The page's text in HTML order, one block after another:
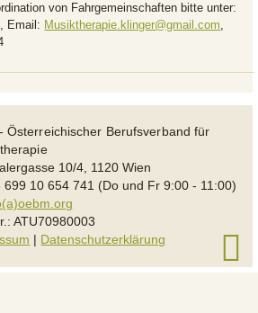
von Fahrgemeinschaften bitte unter:
Email: Musiktherapie.klinger@gmail.com,
Österreichischer Berufsverband für
10/4, 1120 Wien
699 10 654 741 (Do und Fr 9:00 - 11:00)
ATU70980003
Datenschutzerklärung